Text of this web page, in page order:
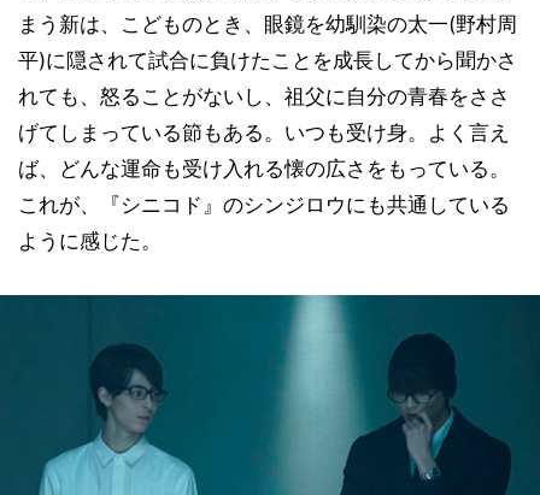
まう新は、こどものとき、眼鏡を幼馴染の太一(野村周
平)に隠されて試合に負けたことを成長してから聞かさ
れても、怒ることがないし、祖父に自分の青春をささ
げてしまっている節もある。いつも受け身。よく言え
ば、どんな運命も受け入れる懐の広さをもっている。
これが、『シニコド』のシンジロウにも共通している
ように感じた。